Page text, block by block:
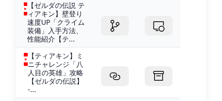
【ゼルダの伝説 テ
ィアキン】壁登り
速度UP「クライム
装備」入手方法、
性能紹介【テ...
【ティアキン】ミ
ニチャレンジ「八
人目の英雄」攻略
【ゼルダの伝説】
-...